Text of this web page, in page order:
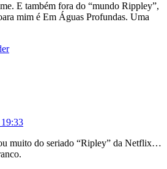
E também fora do “mundo Rippley”,
mim é Em Águas Profundas. Uma
muito do seriado “Ripley” da Netflix…